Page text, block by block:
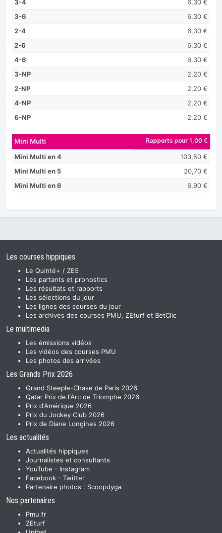
3-4
6,30 €
3-6
6,30 €
2-4
6,30 €
2-6
6,30 €
4-6
6,30 €
3-NP
2,20 €
2-NP
2,20 €
4-NP
2,20 €
6-NP
2,20 €
Mini Multi Rapports pour 1,00 €
Mini Multi en 4
103,50 €
Mini Multi en 5
20,70 €
Mini Multi en 6
6,90 €
Les courses hippiques
Le Quinté+ / ZE5
Les partants et pronostics
Les résultats et rapports
Les sélections du jour
Les lignes des courses du jour
Les archives des courses PMU, ZEturf et BetClic
Le multimedia
Les émissions vidéos
Les vidéos des courses PMU
Les photos des arrivées
Les Grands Prix 2026
Grand Steeple-Chase de Paris 2026
Qatar Prix de l'Arc de Triomphe 2026
Prix d'Amérique 2026
Prix du Jockey Club 2026
Prix de Diane Longines 2026
Les actualités
Actualités hippiques
Journalistes et consultants
YouTube - Instagram
Facebook - Twitter
Partenaire photos : Scoopdyga
Nos partenaires
Pmu.fr
ZEturf